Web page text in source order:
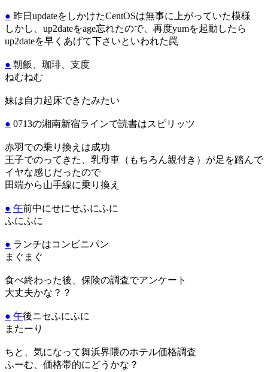
● 昨日updateをしかけたCentOSは無事に上がっていた模様
しかし、up2dateをage忘れたので、再度yumを起動したら
up2dateを早くあげて下さいといわれた罠
● 朝飯、珈琲、支度
ねむねむ
妹は自力起床できたみたい
● 0713の湘南新宿ラインで読書はスピリッツ
赤羽での乗り換えは成功
王子でのってきた、乳母車（もちろん親付き）が足を踏んで
イヤな感じだったので
田端から山手線に乗り換え
● 午前中にせにせふにふに
ふにふに
● ランチはコンビニパン
まぐまぐ
食べ終わった後、保険の調査でアンケート
大丈夫かな？？
● 午後ニセふにふに
またーり
ちと、気になって舞浜界隈のホテル価格調査
ふーむ、価格帯的にどうかな？